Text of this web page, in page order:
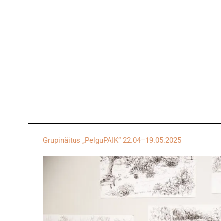
Grupinäitus „PelguPAIK“ 22.04–19.05.2025